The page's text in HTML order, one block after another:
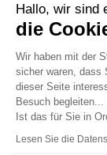
Folgen Sie
Hallo, wir sind
die
Wir haben mit der
sicher waren, dass
dieser Seite
Besuch begleiten...
Ist das für Sie in
Lesen Sie die